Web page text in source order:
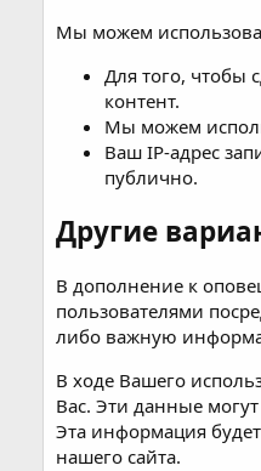
Мы можем
Для того, чтобы
контент.
Мы можем
Ваш IP-адрес
публично.
Другие
В дополнение к
пользователями
либо важную
В ходе Вашего
Вас. Эти данные
Эта информация
нашего сайта.